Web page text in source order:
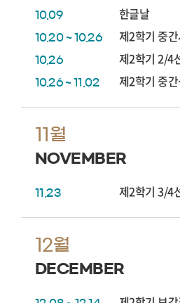
10.09 한글날
10.20 ~ 10.26 제2학기 중
10.26 제2학기 2/4
10.26 ~ 11.02 제2학기 중
11월
NOVEMBER
11.23 제2학기 3/4
12월
DECEMBER